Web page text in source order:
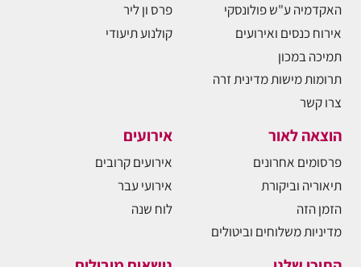
האקדמיה ע"ש פולונסקי
אירוח כנסים ואירועים
תמיכה במכון
תרומות מישות מדינית זרה
צרו קשר
פרס ון ליר
קולנוע תיעודי
הוצאה לאור
פרסומים אחרונים
תיאוריה וביקורת
הזמן הזה
מדיניות משלוחים וביטולים
אירועים
אירועים קרובים
אירועי עבר
לוח שנה